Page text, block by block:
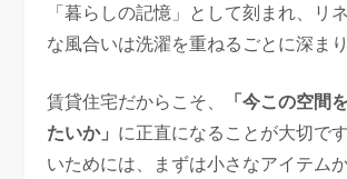
「暮らしの記憶」として刻まれ、リ
な風合いは洗濯を重ねるごとに深まり
賃貸住宅だからこそ、
「今この空間
たいか」 に正直になることが大切で
いためには、まずは小さなアイテム